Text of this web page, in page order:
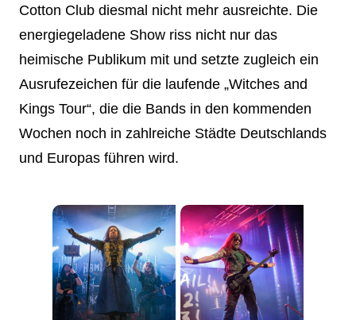
Cotton Club diesmal nicht mehr ausreichte. Die
energiegeladene Show riss nicht nur das
heimische Publikum mit und setzte zugleich ein
Ausrufezeichen für die laufende „Witches and
Kings Tour“, die die Bands in den kommenden
Wochen noch in zahlreiche Städte Deutschlands
und Europas führen wird.